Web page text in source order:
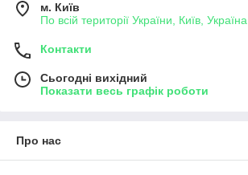
м. Київ
По всій території України, Київ, Україна
Контакти
Сьогодні вихідний
Показати весь графік роботи
Про нас